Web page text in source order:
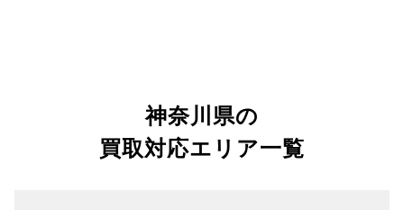
神奈川県の
買取対応エリア一覧